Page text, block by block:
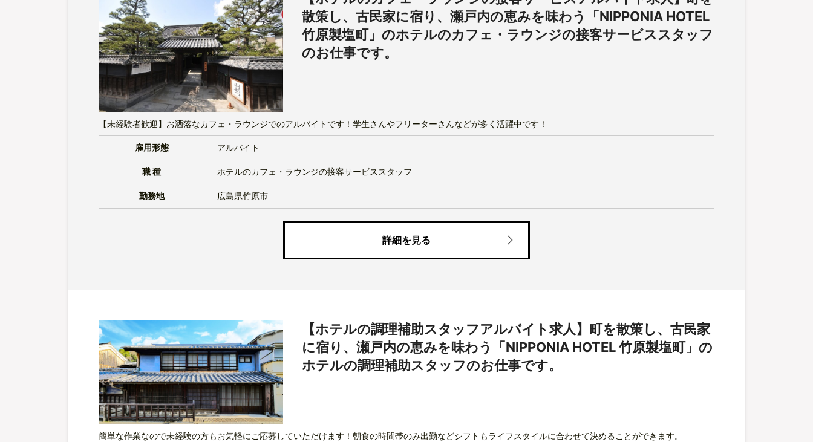
散策し、古民家に宿り、瀬戸内の恵みを味わう「NIPPONIA HOTEL
竹原製塩町」のホテルのカフェ・ラウンジの接客サービススタッフ
のお仕事です。
【未経験者歓迎】お洒落なカフェ・ラウンジでのアルバイトです！学生さんやフリーターさんなどが多く活躍中です！
雇用形態 アルバイト
職 種 ホテルのカフェ・ラウンジの接客サービススタッフ
勤務地 広島県竹原市
詳細を見る
【ホテルの調理補助スタッフアルバイト求人】町を散策し、古民家
に宿り、瀬戸内の恵みを味わう「NIPPONIA HOTEL 竹原製塩町」の
ホテルの調理補助スタッフのお仕事です。
簡単な作業なので未経験の方もお気軽にご応募していただけます！朝食の時間帯のみ出勤などシフトもライフスタイルに合わせて決めることができます。